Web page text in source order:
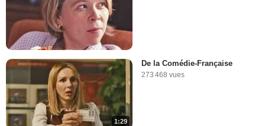
1:29
De la Comédie-Française
273 468 vues